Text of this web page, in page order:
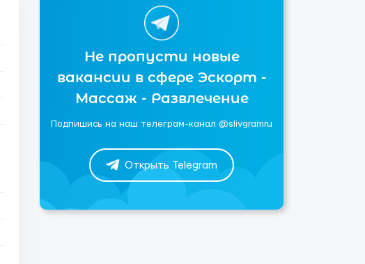
Не пропусти новые
вакансии в сфере Эскорт -
Массаж - Развлечение
Подпишись на наш телеграм-канал @slivgramru
Открыть Telegram